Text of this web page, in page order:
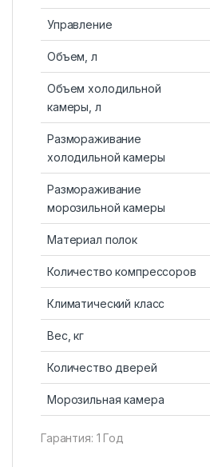
Управление
Объем, л
Объем холодильной
камеры, л
Размораживание
холодильной камеры
Размораживание
морозильной камеры
Материал полок
Количество компрессоров
Климатический класс
Вес, кг
Количество дверей
Морозильная камера
Гарантия: 1 Год